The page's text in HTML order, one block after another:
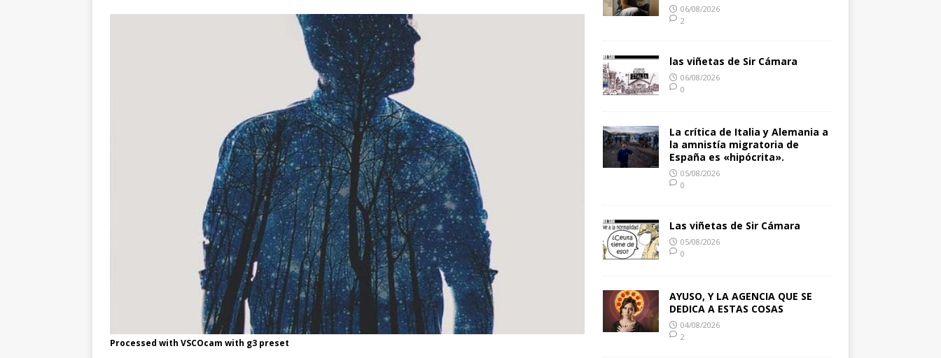
Processed with VSCOcam with g3 preset
06/08/2026
2
las viñetas de Sir Cámara
06/08/2026
0
La crítica de Italia y Alemania a
la amnistía migratoria de
España es «hipócrita».
05/08/2026
0
Las viñetas de Sir Cámara
05/08/2026
0
AYUSO, Y LA AGENCIA QUE SE
DEDICA A ESTAS COSAS
04/08/2026
2